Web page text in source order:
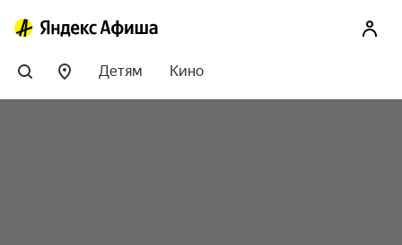
Детям Кино